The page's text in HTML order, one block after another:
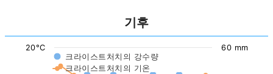
기후
크라이스트처치의 강수량
크라이스트처치의 기온
20°C 60 mm